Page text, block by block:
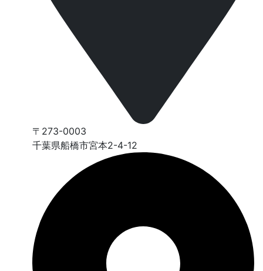
〒273-0003
千葉県船橋市宮本2-4-12